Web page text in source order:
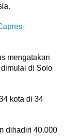
mengatakan
di Solo
kota di 34
dihadiri 40.000